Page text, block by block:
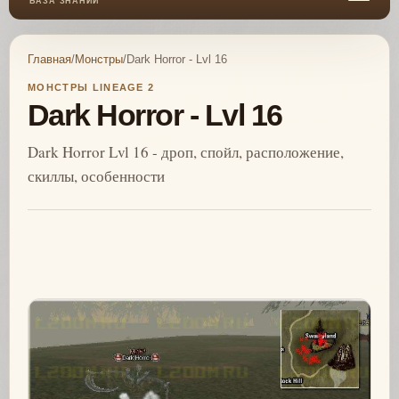
Главная/Монстры/Dark Horror - Lvl 16
МОНСТРЫ LINEAGE 2
Dark Horror - Lvl 16
Dark Horror Lvl 16 - дроп, спойл, расположение,
скиллы, особенности